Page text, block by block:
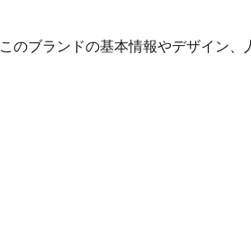
このブランドの基本情報やデザイン、